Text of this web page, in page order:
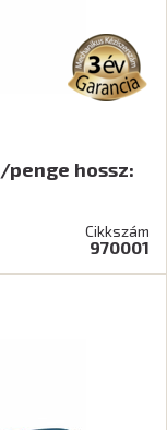
hossz:
Cikkszám
970001